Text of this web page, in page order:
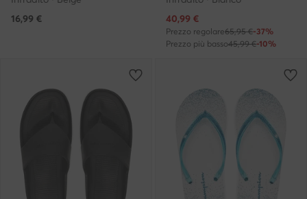
16,99 €
Prezzo attuale
40,99 €
Prezzo regolare65,95 €-37%
Prezzo più basso45,99 €-10%